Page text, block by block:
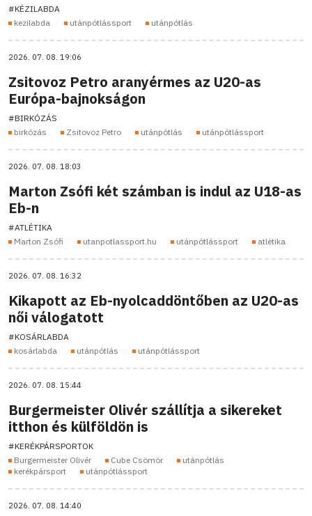
#KÉZILABDA
kezilabda
utánpótlássport utánpótlás
2026. 07. 08. 19:06
Zsitovoz Petro aranyérmes az U20-as
Európa-bajnokságon
#BIRKÓZÁS
birkózás
Zsitovoz Petro utánpótlás utánpótlássport
2026. 07. 08. 18:03
Marton Zsófi két számban is indul az U18-as
Eb-n
#ATLÉTIKA
Marton Zsófi
utanpotlassport.hu utánpótlássport atlétika
2026. 07. 08. 16:32
Kikapott az Eb-nyolcaddöntőben az U20-as
női válogatott
#KOSÁRLABDA
kosárlabda
utánpótlás utánpótlássport
2026. 07. 08. 15:44
Burgermeister Olivér szállítja a sikereket
itthon és külföldön is
#KERÉKPÁRSPORTOK
Burgermeister Olivér
Cube Csömör
utánpótlás
kerékpársport
utánpótlássport
2026. 07. 08. 14:40